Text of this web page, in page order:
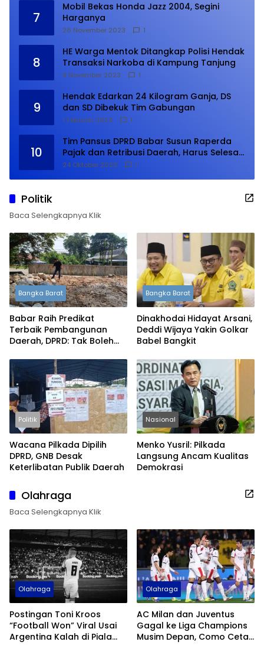
7
Mobil Bekas Honda Jazz 2004, Segini
Harganya
26 November 2023 1
8
HE Warga Mentok Ditangkap Polisi Hendak
Transaksi Narkoba di Kampung Tanjung
9 November 2023 1
9
Hendak Edarkan 24 Kilogram Ganja, DS
dan SD Dibekuk Tim Gabungan
1 Februari 2024 1
10
Tim Pansus DPRD Babar Susun Raperda
Pajak dan Retribusi Daerah, Harus Selesai
Januari 2024
24 Oktober 2023 1
Politik
Baca Selengkapnya Klik
Bangka Barat
Babar Raih Predikat
Terbaik Pembangunan
Daerah, DPRD: Tak Boleh
Bangka Barat
Dinakhodai Hidayat Arsani,
Deddi Wijaya Yakin Golkar
Babel Bangkit
Politik
Wacana Pilkada Dipilih
DPRD, GNB Desak
Keterlibatan Publik Daerah
Nasional
Menko Yusril: Pilkada
Langsung Ancam Kualitas
Demokrasi
Olahraga
Baca Selengkapnya Klik
Olahraga
Postingan Toni Kroos
“Football Won” Viral Usai
Argentina Kalah di Piala
Olahraga
AC Milan dan Juventus
Gagal ke Liga Champions
Musim Depan, Como Cetak